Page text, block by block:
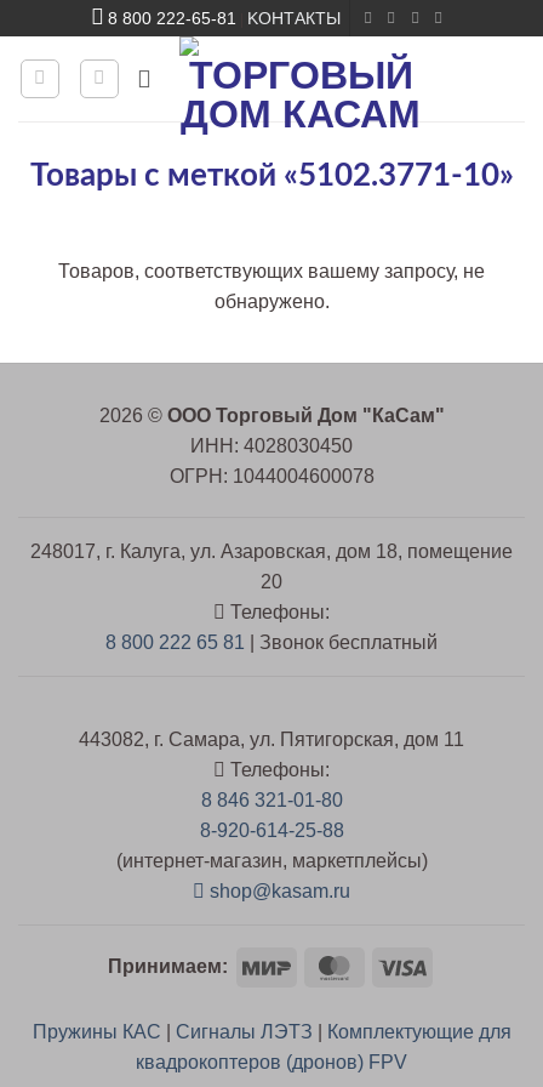
content
8 800 222-65-81 KОНТАКТЫ
Товары с меткой «5102.3771-10»
Товаров, соответствующих вашему запросу, не
обнаружено.
2026 © ООО Торговый Дом "КаСам"
ИНН: 4028030450
ОГРН: 1044004600078
248017, г. Калуга, ул. Азаровская, дом 18, помещение
20
Телефоны:
8 800 222 65 81 | Звонок бесплатный
443082, г. Самара, ул. Пятигорская, дом 11
Телефоны:
8 846 321-01-80
8-920-614-25-88
(интернет-магазин, маркетплейсы)
shop@kasam.ru
Принимаем: Mir MasterCard
Visa
Пружины КАС Сигналы ЛЭТЗ
Комплектующие для
квадрокоптеров (дронов) FPV